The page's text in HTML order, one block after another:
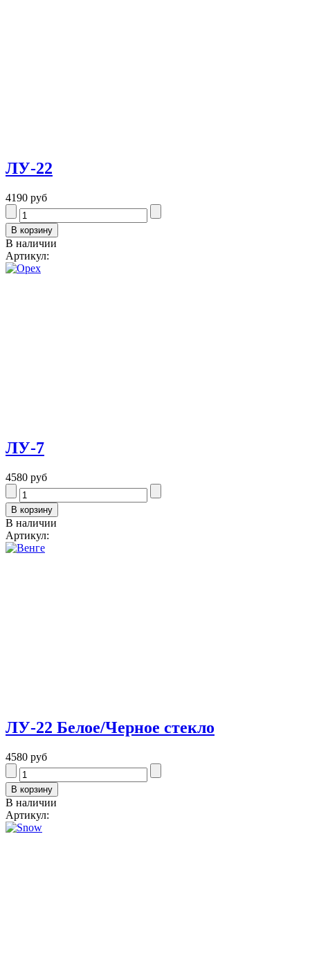
ЛУ-22
4190 руб
В наличии
Артикул:
ЛУ-7
4580 руб
В наличии
Артикул:
ЛУ-22 Белое/Черное стекло
4580 руб
В наличии
Артикул: